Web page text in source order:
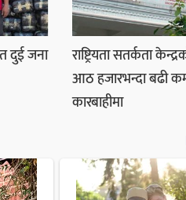
दुई जना
राष्ट्रियता सतर्कता
आठ हजारभन्दा बढी
कारबाहीमा